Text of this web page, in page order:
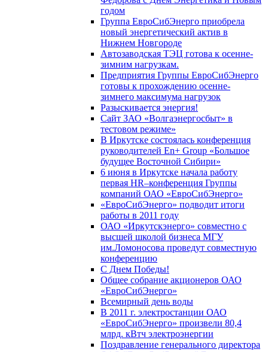
годом
Группа ЕвроСибЭнерго приобрела
новый энергетический актив в
Нижнем Новгороде
Автозаводская ТЭЦ готова к осенне-
зимним нагрузкам.
Предприятия Группы ЕвроСибЭнерго
готовы к прохождению осенне-
зимнего максимума нагрузок
Разыскивается энергия!
Сайт ЗАО «Волгаэнергосбыт» в
тестовом режиме»
В Иркутске состоялась конференция
руководителей En+ Group «Большое
будущее Восточной Сибири»
6 июня в Иркутске начала работу
первая HR–конференция Группы
компаний ОАО «ЕвроСибЭнерго»
«ЕвроСибЭнерго» подводит итоги
работы в 2011 году
ОАО «Иркутскэнерго» совместно с
высшей школой бизнеса МГУ
им.Ломоносова проведут совместную
конференцию
С Днем Победы!
Общее собрание акционеров ОАО
«ЕвроСибЭнерго»
Всемирный день воды
В 2011 г. электростанции ОАО
«ЕвроСибЭнерго» произвели 80,4
млрд. кВтч электроэнергии
Поздравление генерального директора